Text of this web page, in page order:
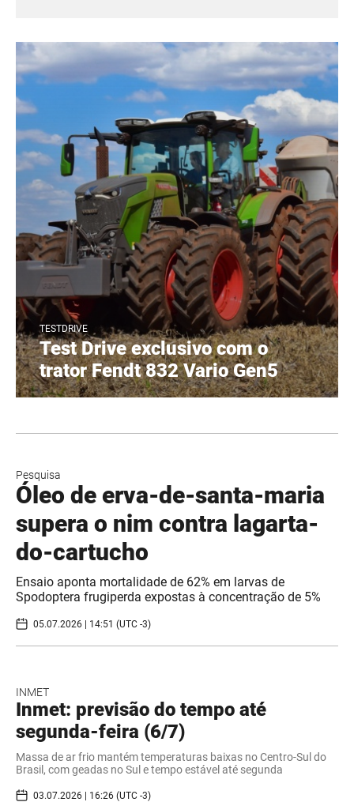
TESTDRIVE
Test Drive exclusivo com o
trator Fendt 832 Vario Gen5
Pesquisa
Óleo de erva-de-santa-maria
supera o nim contra lagarta-
do-cartucho
Ensaio aponta mortalidade de 62% em larvas de
Spodoptera frugiperda expostas à concentração de 5%
05.07.2026 | 14:51 (UTC -3)
INMET
Inmet: previsão do tempo até
segunda-feira (6/7)
Massa de ar frio mantém temperaturas baixas no Centro-Sul do
Brasil, com geadas no Sul e tempo estável até segunda
03.07.2026 | 16:26 (UTC -3)